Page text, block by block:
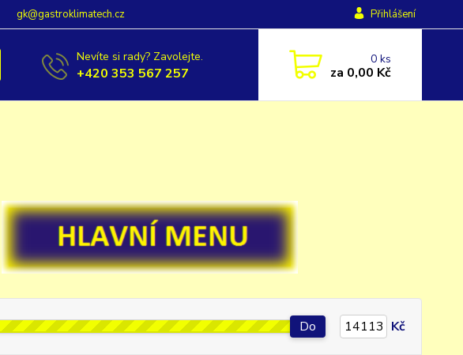
gk@gastroklimatech.cz Přihlášení
Nevíte si rady? Zavolejte.
+420 353 567 257
0ks
za 0,00 Kč
Do Kč